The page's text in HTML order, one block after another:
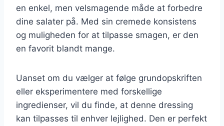
en enkel, men velsmagende måde at forbedre
dine salater på. Med sin cremede konsistens
og muligheden for at tilpasse smagen, er den
en favorit blandt mange.
Uanset om du vælger at følge grundopskriften
eller eksperimentere med forskellige
ingredienser, vil du finde, at denne dressing
kan tilpasses til enhver lejlighed. Den er perfekt